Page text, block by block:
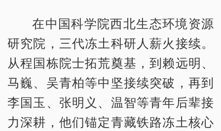
在中国科学院西北生态环境资源
研究院，三代冻土科研人薪火接续。
从程国栋院士拓荒奠基，到赖远明、
马巍、吴青柏等中坚接续突破，再到
李国玉、张明义、温智等青年后辈接
力深耕，他们锚定青藏铁路冻土核心